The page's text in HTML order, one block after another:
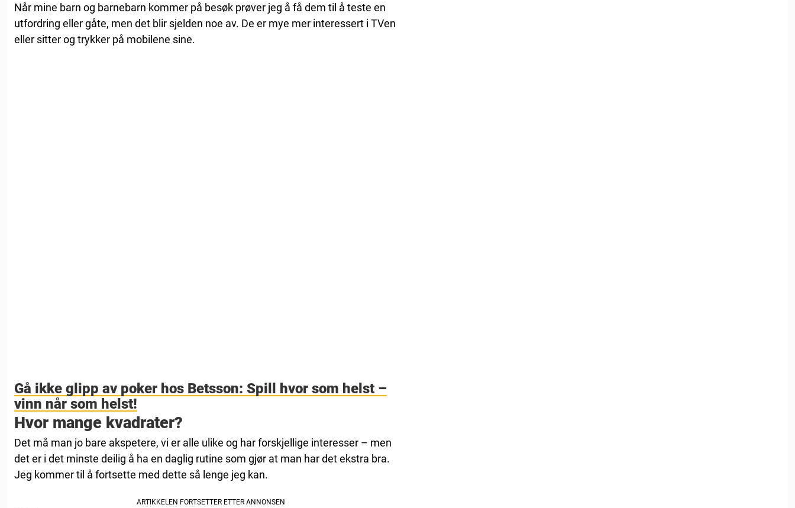
Når mine barn og barnebarn kommer på besøk prøver jeg å få dem til å teste en
utfordring eller gåte, men det blir sjelden noe av. De er mye mer interessert i TVen
eller sitter og trykker på mobilene sine.
Gå ikke glipp av poker hos Betsson: Spill hvor som helst –
vinn når som helst!
Hvor mange kvadrater?
Det må man jo bare akspetere, vi er alle ulike og har forskjellige interesser – men
det er i det minste deilig å ha en daglig rutine som gjør at man har det ekstra bra.
Jeg kommer til å fortsette med dette så lenge jeg kan.